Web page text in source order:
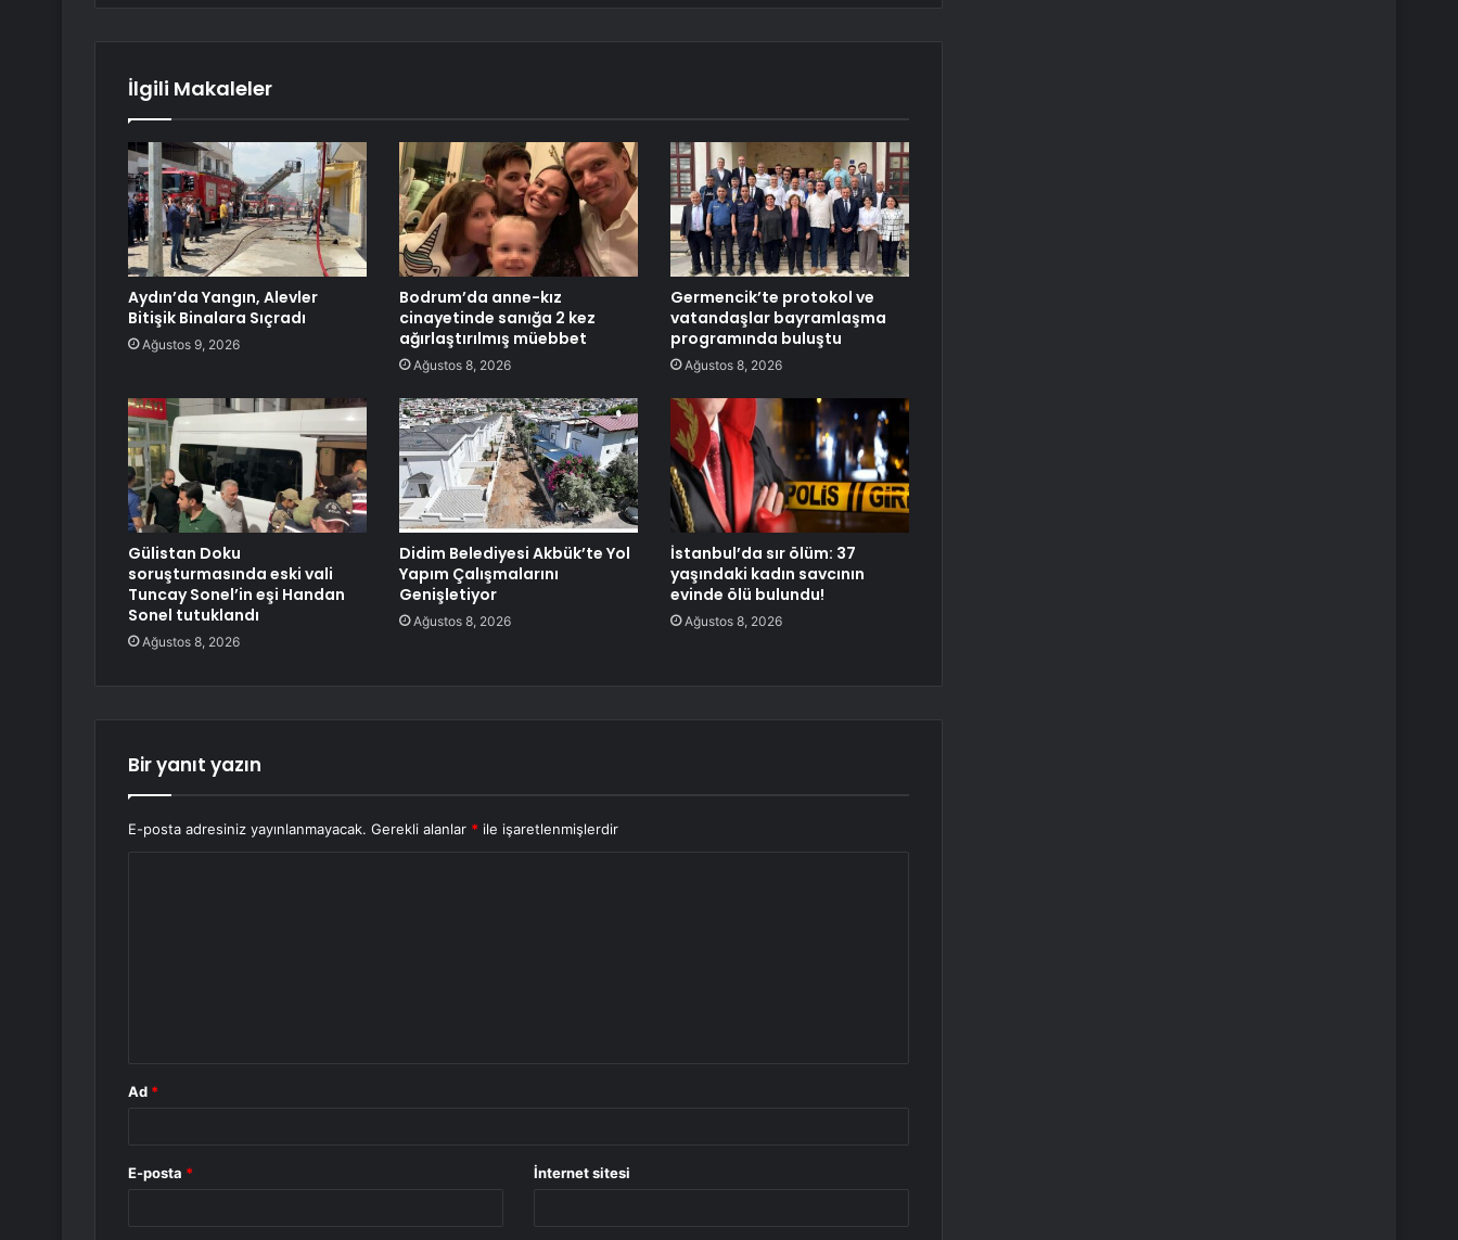
İlgili Makaleler
Aydın’da Yangın, Alevler
Bitişik Binalara Sıçradı
Ağustos 9, 2026
Bodrum’da anne-kız
cinayetinde sanığa 2 kez
ağırlaştırılmış müebbet
Ağustos 8, 2026
Germencik’te protokol ve
vatandaşlar bayramlaşma
programında buluştu
Ağustos 8, 2026
Gülistan Doku
soruşturmasında eski vali
Tuncay Sonel’in eşi Handan
Sonel tutuklandı
Ağustos 8, 2026
Didim Belediyesi Akbük’te Yol
Yapım Çalışmalarını
Genişletiyor
Ağustos 8, 2026
İstanbul’da sır ölüm: 37
yaşındaki kadın savcının
evinde ölü bulundu!
Ağustos 8, 2026
Bir yanıt yazın
E-posta adresiniz yayınlanmayacak. Gerekli alanlar * ile işaretlenmişlerdir
Ad *
E-posta * İnternet sitesi